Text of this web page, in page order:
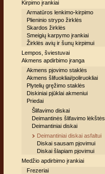
Kirpimo įrankiai
Armatūros lenkimo-kirpimo
Plieninio strypo žirklės
Skardos žirklės
Smeigių karpymo įrankiai
Žirklės avių ir šunų kirpimui
Lempos, šviestuvai
Akmens apdirbimo įranga
Akmens pjovimo staklės
Akmens šlifuokliai/poliruokliai
Plytelių gręžimo staklės
Diskiniai pjūklai akmeniui
Priedai
Šlifavimo diskai
Deimantinės šlifavimo lėkštės
Deimantiniai diskai
Deimantiniai diskai asfaltui
Diskai sausam pjovimui
Diskai šlapiam pjovimui
Medžio apdirbimo įrankiai
Frezeriai